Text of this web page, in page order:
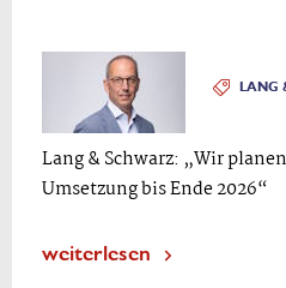
LANG
Lang & Schwarz: „Wir
Umsetzung bis Ende 2026“
weiterlesen